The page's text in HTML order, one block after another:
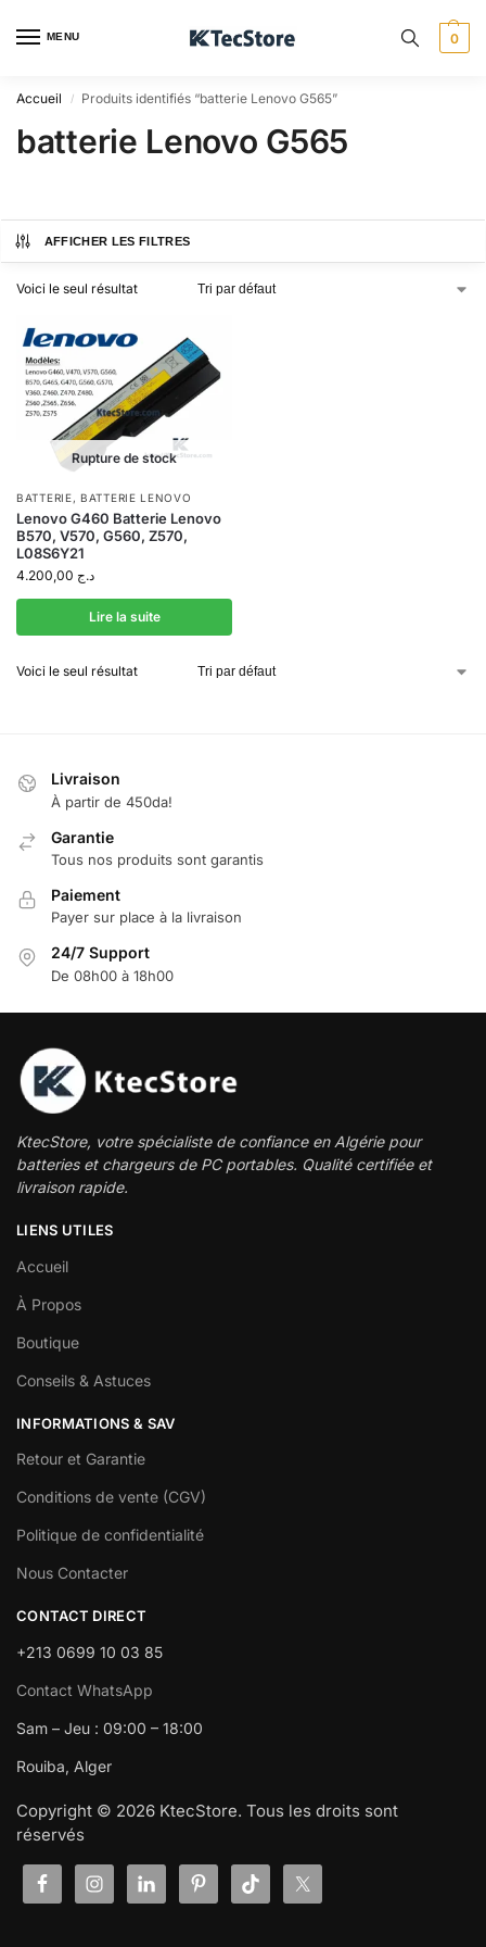
MENU 0
Accueil / Produits identifiés “batterie Lenovo G565”
batterie Lenovo G565
AFFICHER LES FILTRES
Voici le seul résultat
Rupture de stock
BATTERIE, BATTERIE LENOVO
Lenovo G460 Batterie Lenovo
B570, V570, G560, Z570,
L08S6Y21
د.ج
Lire la suite
Voici le seul résultat
Livraison
À partir de 450da!
Garantie
Tous nos produits sont garantis
Paiement
Payer sur place à la livraison
24/7 Support
De 08h00 à 18h00
KtecStore, votre spécialiste de confiance en Algérie pour
batteries et chargeurs de PC portables. Qualité certifiée et
livraison rapide.
LIENS UTILES
Accueil
À Propos
Boutique
Conseils & Astuces
INFORMATIONS & SAV
Retour et Garantie
Conditions de vente (CGV)
Politique de confidentialité
Nous Contacter
CONTACT DIRECT
+213 0699 10 03 85
Contact WhatsApp
Sam – Jeu : 09:00 – 18:00
Rouiba, Alger
Copyright © 2026 KtecStore. Tous les droits sont
réservés